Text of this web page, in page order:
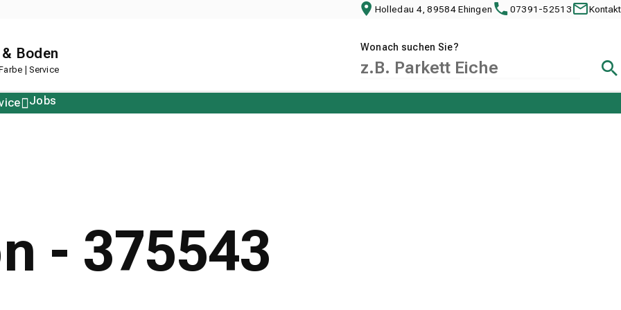
Holledau 4, 89584 Ehingen 07391-52513 Kontakt
Boden
| Service
Wonach suchen Sie?
Jobs
- 375543